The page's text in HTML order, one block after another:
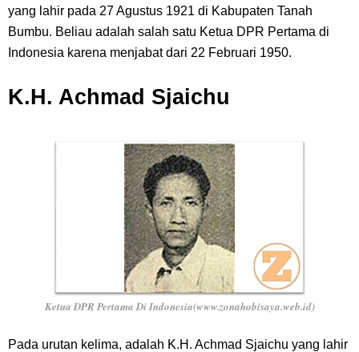
yang lahir pada 27 Agustus 1921 di Kabupaten Tanah
Bumbu. Beliau adalah salah satu Ketua DPR Pertama di
Indonesia karena menjabat dari 22 Februari 1950.
K.H. Achmad Sjaichu
Ketua DPR Pertama Di Indonesia(www.zonahobisaya.web.id)
Pada urutan kelima, adalah K.H. Achmad Sjaichu yang lahir